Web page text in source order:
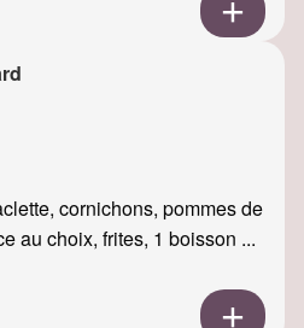
cornichons, pommes de
au choix, frites, 1 boisson ...